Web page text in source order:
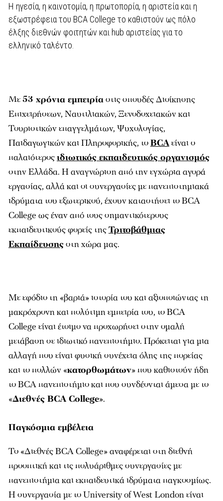
H ηγεσία, η καινοτομία, η πρωτοπορία, η αριστεία και η
εξωστρέφεια του BCA College το καθιστούν ως πόλο
έλξης διεθνών φοιτητών και hub αριστείας για το
ελληνικό ταλέντο.
Mε53 χρόνια εμπειρίαστις σπουδές Διοίκησης
Επιχειρήσεων, Ναυτιλιακών, Ξενοδοχειακών και
Τουριστικών επαγγελµάτων, Ψυχολογίας,
Παιδαγωγικών και Πληροφορικής, τοBCAείναι ο
παλαιότεροςιδιωτικός εκπαιδευτικός οργανισµός
στην Ελλάδα. Η αναγνώριση από την εγχώρια αγορά
εργασίας, αλλά και οι συνεργασίες µε πανεπιστηµιακά
ιδρύµατα του εξωτερικού, έχουν καταστήσει το BCA
College ως έναν από τους σηµαντικότερους
εκπαιδευτικούς φορείς τηςΤριτοβάθµιας
Εκπαίδευσηςστη χώρα µας.
Με εφόδιο τη «βαριά» ιστορία του και αξιοποιώντας τη
µακρόχρονη και πολύτιµη εµπειρία του, το BCA
College είναι έτοιµο να προχωρήσει στην οµαλή
µετάβαση σε ιδιωτικό πανεπιστήµιο. Πρόκειται για µια
αλλαγή που είναι φυσική συνέχεια όλης της πορείας
και το πολλών «κατορθωµάτων» που καθιστούν ήδη
το BCA πανεπιστήµιο και που συνδέονται άµεσα µε το
«Διεθνές BCA College».
Παγκόσμια εμβέλεια
Το «Διεθνές BCA College» αναφέρεται στη διεθνή
προοπτική και τις πολυάριθµες συνεργασίες µε
πανεπιστήµια και εκπαιδευτικά ιδρύµατα παγκοσµίως.
Η συνεργασία µε το University of West London είναι